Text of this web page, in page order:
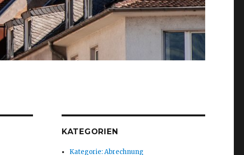
KATEGORIEN
Kategorie: Abrechnung